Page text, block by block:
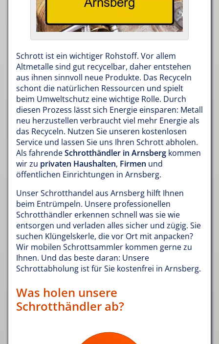
Schrott ist ein wichtiger Rohstoff. Vor allem
Altmetalle sind gut recycelbar, daher entstehen
aus ihnen sinnvoll neue Produkte. Das Recyceln
schont die natürlichen Ressourcen und spielt
beim Umweltschutz eine wichtige Rolle. Durch
diesen Prozess lässt sich Energie einsparen: Metall
neu herzustellen verbraucht viel mehr Energie als
das Recyceln. Nutzen Sie unseren kostenlosen
Service und lassen Sie uns Ihren Schrott abholen.
Als fahrendeSchrotthändler in Arnsberg kommen
wir zu privaten Haushalten, Firmen und
öffentlichen Einrichtungen in Arnsberg.
Unser Schrotthandel aus Arnsberg hilft Ihnen
beim Entrümpeln. Unsere professionellen
Schrotthändler erkennen schnell was sie wie
entsorgen und verladen alles sicher und zügig. Sie
suchen Klüngelskerle, die vor Ort mit anpacken?
Wir mobilen Schrottsammler kommen gerne zu
Ihnen. Und das beste daran: Unsere
Schrottabholung ist für Sie kostenfrei in Arnsberg.
Was holen unsere
Schrotthändler ab?